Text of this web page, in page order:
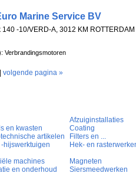
Marine Service BV
140 -10/VERD-A, 3012 KM
Verbrandingsmotoren
volgende pagina »
Afzuiginstallaties
en kwasten
Coating
artikelen
Filters en ...
-hijswerktuigen
Hek- en
machines
Magneten
en onderhoud Siersmeedwerken